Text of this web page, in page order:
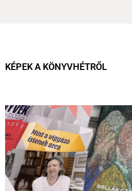
KÉPEK A KÖNYVHÉTRŐL